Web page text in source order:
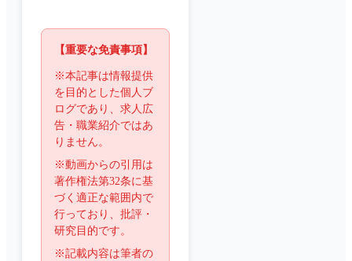
【重要な免責事項】
※本記事は情報提供
を目的とした個人ブ
ログであり、求人広
告・職業紹介ではあ
りません。
※動画からの引用は
著作権法第32条に基
づく適正な範囲内で
行っており、批評・
研究目的です。
※記載内容は筆者の